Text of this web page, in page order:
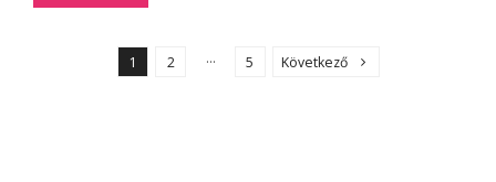
1 2 … 5 Következő